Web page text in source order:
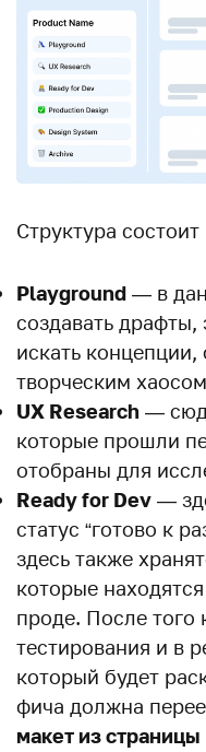
Структура
Playground — в
создавать драфты,
искать
творческим
UX Research —
которые прошли
отобраны для
Ready for Dev —
статус “готово к
здесь также
которые
проде. После того
тестирования и в
который будет
фича должна
макет из